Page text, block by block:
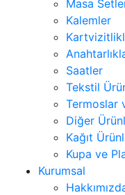
Masa
Kalemler
Saatler
Tekstil
Termoslar
Diğer
Kağıt
Kupa ve
Kurumsal